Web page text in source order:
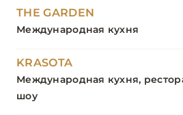
THE GARDEN
Международная кухня
KRASOTA
Международная кухня,
шоу